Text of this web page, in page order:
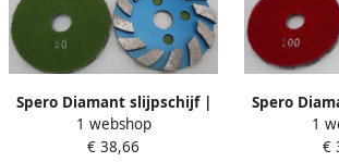
Spero Diamant slijpschijf |
Korrel 50 | 100mm beton
terrazzo & hardsteen
1 webshop
€ 38,66
Spero
Korrel 100
terrazzo
1
€